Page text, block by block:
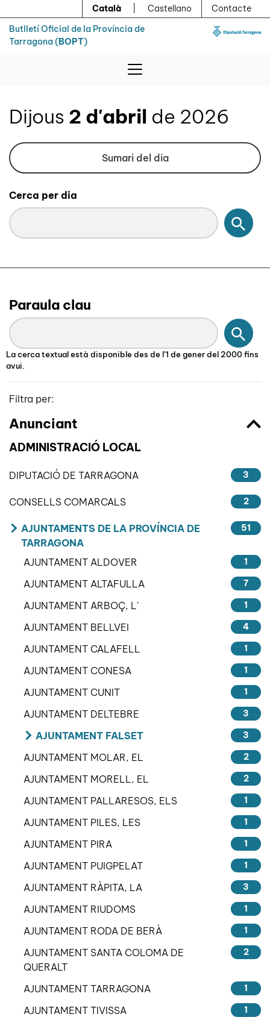
Català Castellano
Contacte
Butlletí Oficial de la Província de
Tarragona (BOPT)
Dijous 2 d'abril de 2026
Sumari del dia
Cerca per dia
Paraula clau
La cerca textual està disponible des de l’1 de gener del 2000 fins
avui.
Filtra per:
Anunciant
ADMINISTRACIÓ LOCAL
DIPUTACIÓ DE TARRAGONA 3
CONSELLS COMARCALS 2
AJUNTAMENTS DE LA PROVÍNCIA DE
TARRAGONA
51
AJUNTAMENT ALDOVER 1
AJUNTAMENT ALTAFULLA 7
AJUNTAMENT ARBOÇ, L' 1
AJUNTAMENT BELLVEI 4
AJUNTAMENT CALAFELL 1
AJUNTAMENT CONESA 1
AJUNTAMENT CUNIT 1
AJUNTAMENT DELTEBRE 3
AJUNTAMENT FALSET 3
AJUNTAMENT MOLAR, EL 2
AJUNTAMENT MORELL, EL 2
AJUNTAMENT PALLARESOS, ELS 1
AJUNTAMENT PILES, LES 1
AJUNTAMENT PIRA 1
AJUNTAMENT PUIGPELAT 1
AJUNTAMENT RÀPITA, LA 3
AJUNTAMENT RIUDOMS 1
AJUNTAMENT RODA DE BERÀ 1
AJUNTAMENT SANTA COLOMA DE
QUERALT
2
AJUNTAMENT TARRAGONA 1
AJUNTAMENT TIVISSA 1